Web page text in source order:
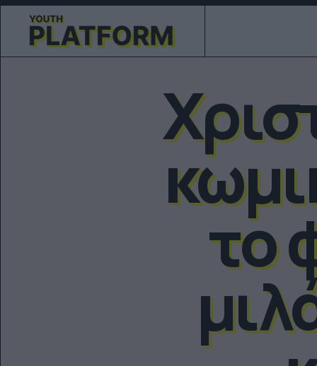
το